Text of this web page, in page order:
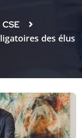
CSE
des élus